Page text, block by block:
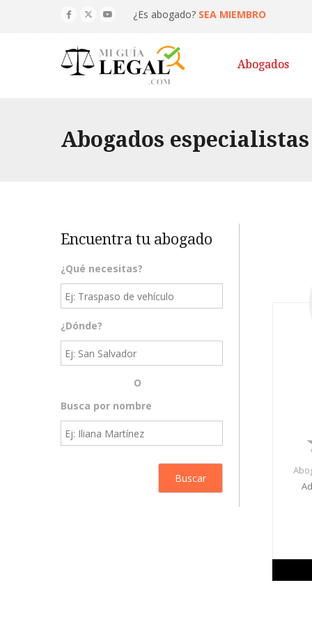
¿Es abogado? SEA MIEMBRO
Abogados
Abogados
Encuentra tu abogado
¿Qué necesitas?
¿Dónde?
O
Busca por nombre